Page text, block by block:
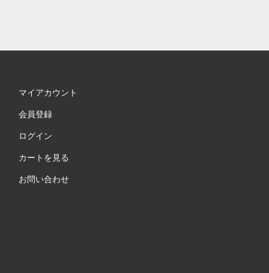
マイアカウント
会員登録
ログイン
カートを見る
お問い合わせ